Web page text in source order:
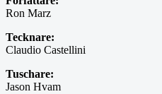
Ron Marz
Tecknare:
Claudio Castellini
Tuschare:
Jason Hvam